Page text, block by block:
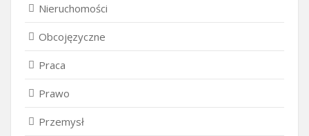
Nieruchomości
Obcojęzyczne
Praca
Prawo
Przemysł